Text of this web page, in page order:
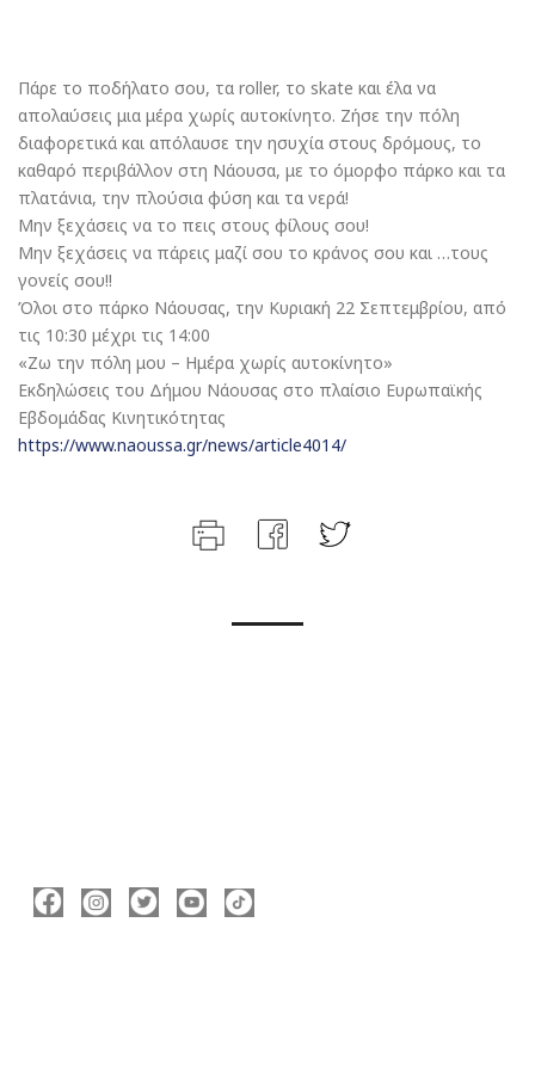
Πάρε το ποδήλατο σου, τα roller, το skate και έλα να
απολαύσεις μια μέρα χωρίς αυτοκίνητο. Ζήσε την πόλη
διαφορετικά και απόλαυσε την ησυχία στους δρόμους, το
καθαρό περιβάλλον στη Νάουσα, με το όμορφο πάρκο και τα
πλατάνια, την πλούσια φύση και τα νερά!
Μην ξεχάσεις να το πεις στους φίλους σου!
Μην ξεχάσεις να πάρεις μαζί σου το κράνος σου και …τους
γονείς σου!!
Όλοι στο πάρκο Νάουσας, την Κυριακή 22 Σεπτεμβρίου, από
τις 10:30 μέχρι τις 14:00
«Ζω την πόλη μου – Ημέρα χωρίς αυτοκίνητο»
Εκδηλώσεις του Δήμου Νάουσας στο πλαίσιο Ευρωπαϊκής
Εβδομάδας Κινητικότητας
https://www.naoussa.gr/news/article4014/